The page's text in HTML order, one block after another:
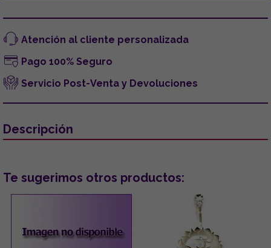
Atención al cliente personalizada
Pago 100% Seguro
Servicio Post-Venta y Devoluciones
Descripción
Te sugerimos otros productos: